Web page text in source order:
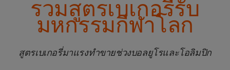
รวมสูตรเบเกอรี่รับ
มหกรรมกีฬาโลก
สูตรเบเกอรี่มาแรงทำขายช่วงบอลยูโรและโอลิมปิก